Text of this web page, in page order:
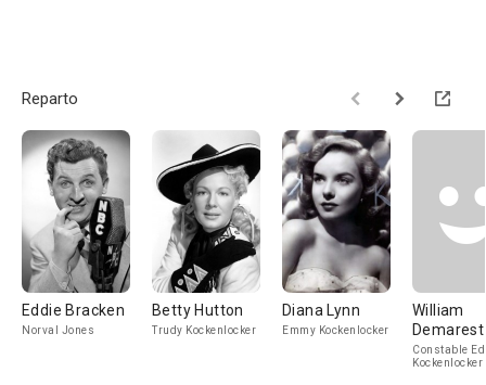
Reparto
Eddie Bracken
Norval Jones
Betty Hutton
Trudy Kockenlocker
Diana Lynn
Emmy Kockenlocker
William
Demarest
Constable
Kockenlocker